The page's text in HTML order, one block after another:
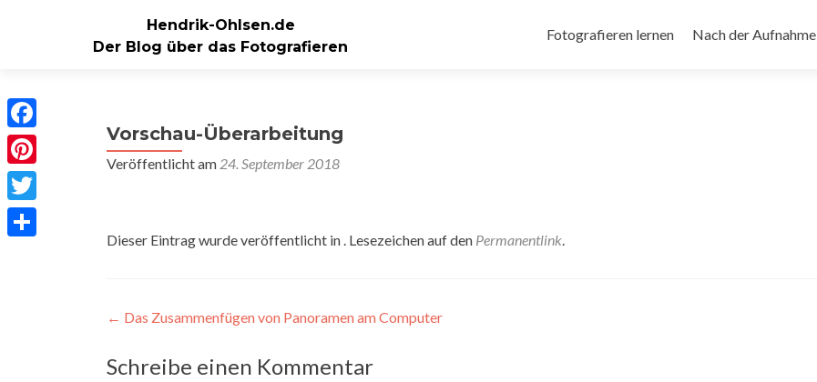
Hendrik-Ohlsen.de
Der Blog über das Fotografieren
Inhalt
Fotografieren lernen Nach der Aufnahme
Vorschau-Überarbeitung
Veröffentlicht am 24. September 2018
Dieser Eintrag wurde veröffentlicht in . Lesezeichen auf den Permanentlink.
Beitragsnavigation
← Das Zusammenfügen von Panoramen am Computer
Schreibe einen Kommentar
Facebook
Pinterest
Twitter